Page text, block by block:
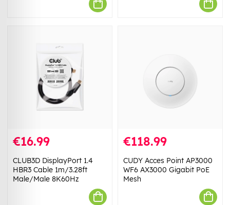
€16.99
CLUB3D DisplayPort 1.4
HBR3 Cable 1m/3.28ft
Male/Male 8K60Hz
€118.99
CUDY Acces Point AP3000
WF6 AX3000 Gigabit PoE
Mesh